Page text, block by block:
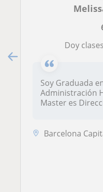
Doy
Soy Graduada
Administración
Master es
Barcelona